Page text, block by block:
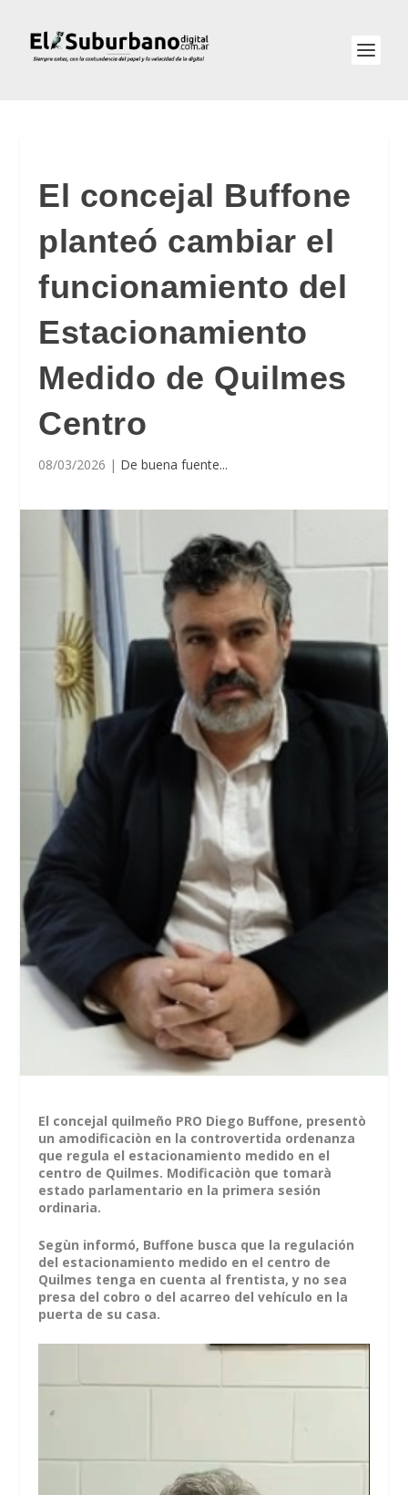
El concejal Buffone
planteó cambiar el
funcionamiento del
Estacionamiento
Medido de Quilmes
Centro
08/03/2026 | De buena fuente...
El concejal quilmeño PRO Diego Buffone, presentò
un amodificaciòn en la controvertida ordenanza
que regula el estacionamiento medido en el
centro de Quilmes. Modificaciòn que tomarà
estado parlamentario en la primera sesión
ordinaria.
Segùn informó, Buffone busca que la regulación
del estacionamiento medido en el centro de
Quilmes tenga en cuenta al frentista, y no sea
presa del cobro o del acarreo del vehículo en la
puerta de su casa.
vídeo